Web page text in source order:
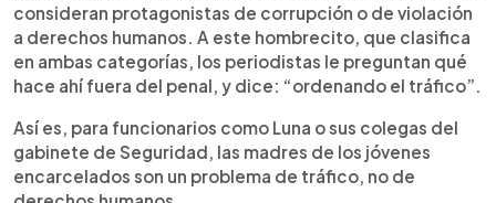
consideran protagonistas de corrupción o de violación
a derechos humanos. A este hombrecito, que clasifica
en ambas categorías, los periodistas le preguntan qué
hace ahí fuera del penal, y dice: “ordenando el tráfico”.
Así es, para funcionarios como Luna o sus colegas del
gabinete de Seguridad, las madres de los jóvenes
encarcelados son un problema de tráfico, no de